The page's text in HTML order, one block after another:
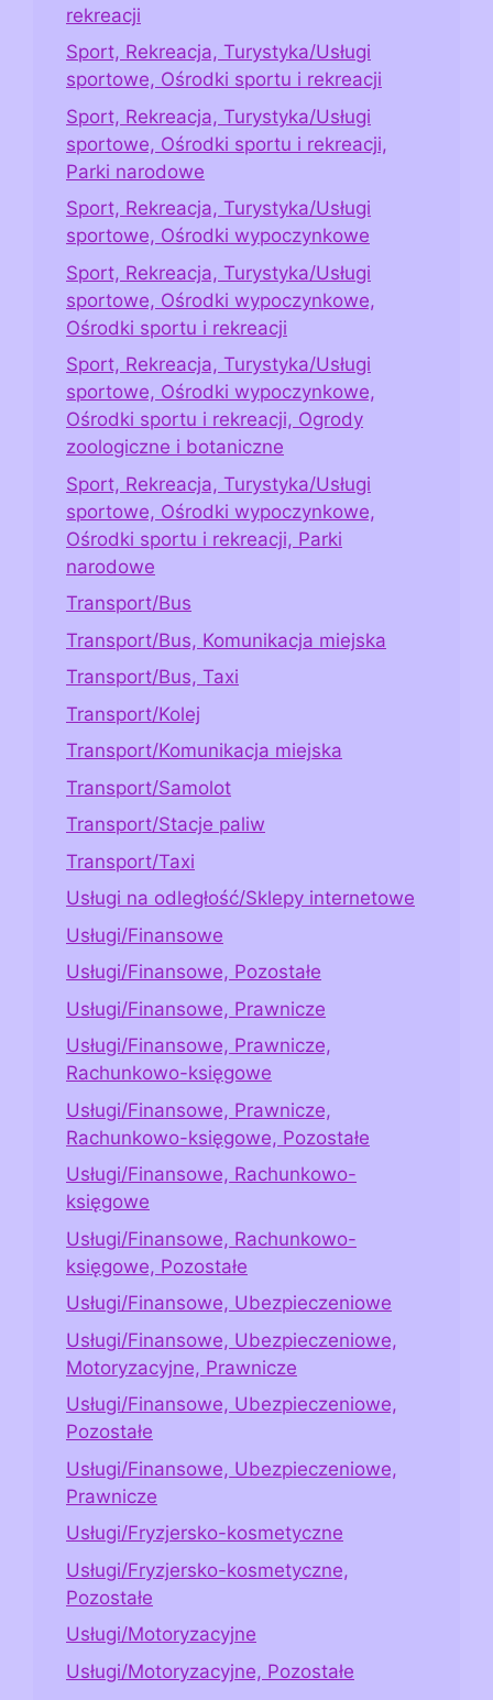
rekreacji
Sport, Rekreacja, Turystyka/Usługi
sportowe, Ośrodki sportu i rekreacji
Sport, Rekreacja, Turystyka/Usługi
sportowe, Ośrodki sportu i rekreacji,
Parki narodowe
Sport, Rekreacja, Turystyka/Usługi
sportowe, Ośrodki wypoczynkowe
Sport, Rekreacja, Turystyka/Usługi
sportowe, Ośrodki wypoczynkowe,
Ośrodki sportu i rekreacji
Sport, Rekreacja, Turystyka/Usługi
sportowe, Ośrodki wypoczynkowe,
Ośrodki sportu i rekreacji, Ogrody
zoologiczne i botaniczne
Sport, Rekreacja, Turystyka/Usługi
sportowe, Ośrodki wypoczynkowe,
Ośrodki sportu i rekreacji, Parki
narodowe
Transport/Bus
Transport/Bus, Komunikacja miejska
Transport/Bus, Taxi
Transport/Kolej
Transport/Komunikacja miejska
Transport/Samolot
Transport/Stacje paliw
Transport/Taxi
Usługi na odległość/Sklepy internetowe
Usługi/Finansowe
Usługi/Finansowe, Pozostałe
Usługi/Finansowe, Prawnicze
Usługi/Finansowe, Prawnicze,
Rachunkowo-księgowe
Usługi/Finansowe, Prawnicze,
Rachunkowo-księgowe, Pozostałe
Usługi/Finansowe, Rachunkowo-
księgowe
Usługi/Finansowe, Rachunkowo-
księgowe, Pozostałe
Usługi/Finansowe, Ubezpieczeniowe
Usługi/Finansowe, Ubezpieczeniowe,
Motoryzacyjne, Prawnicze
Usługi/Finansowe, Ubezpieczeniowe,
Pozostałe
Usługi/Finansowe, Ubezpieczeniowe,
Prawnicze
Usługi/Fryzjersko-kosmetyczne
Usługi/Fryzjersko-kosmetyczne,
Pozostałe
Usługi/Motoryzacyjne
Usługi/Motoryzacyjne, Pozostałe